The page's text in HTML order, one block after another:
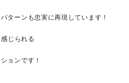
ターンも忠実に再現しています！
じられる
ョンです！